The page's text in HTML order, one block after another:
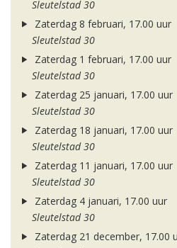
Sleutelstad 30
Zaterdag 8 februari, 17.00 uur
Sleutelstad 30
Zaterdag 1 februari, 17.00 uur
Sleutelstad 30
Zaterdag 25 januari, 17.00 uur
Sleutelstad 30
Zaterdag 18 januari, 17.00 uur
Sleutelstad 30
Zaterdag 11 januari, 17.00 uur
Sleutelstad 30
Zaterdag 4 januari, 17.00 uur
Sleutelstad 30
Zaterdag 21 december, 17.00